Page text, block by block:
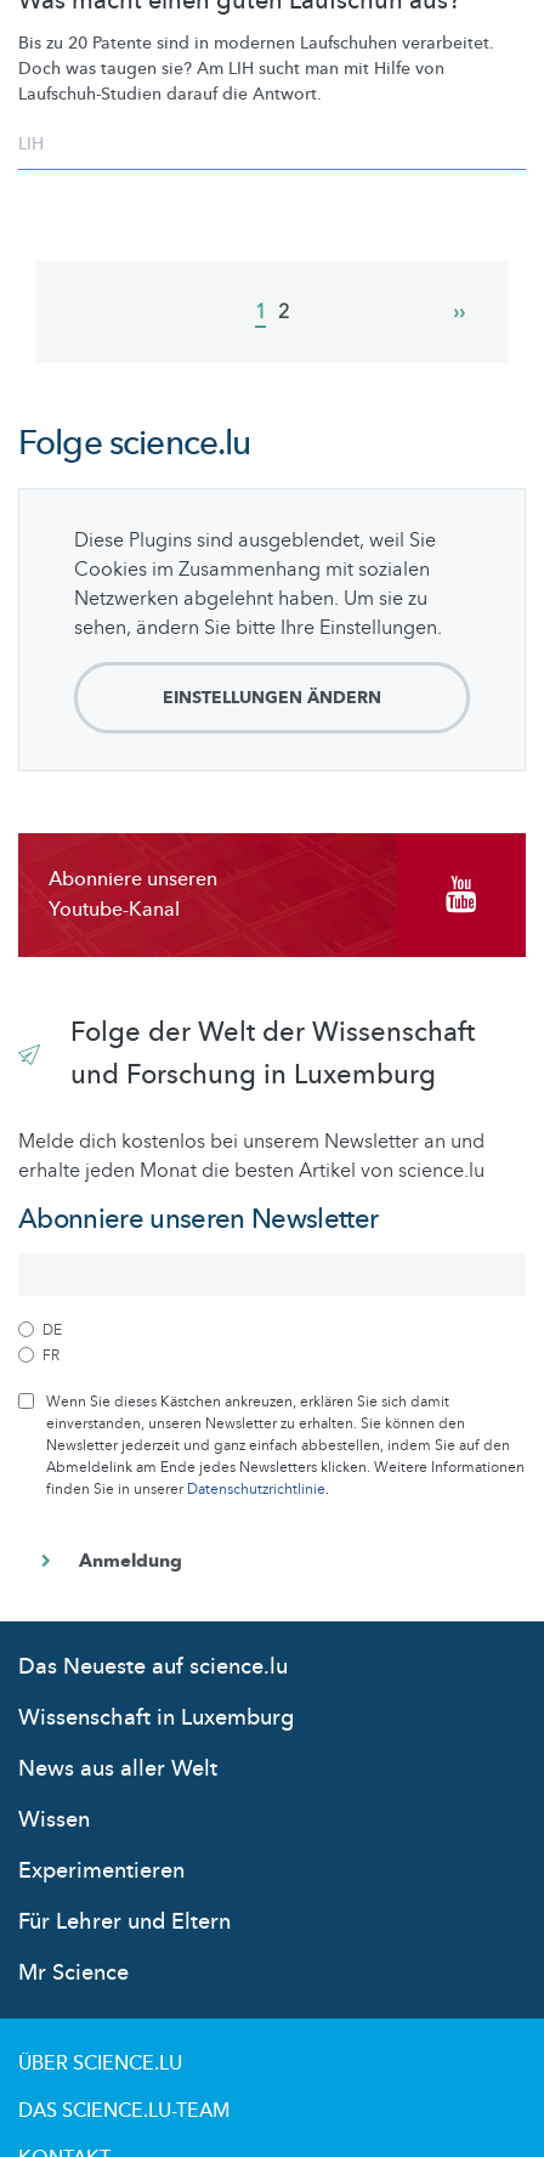
Bis zu 20 Patente sind in modernen Laufschuhen verarbeitet.
Doch was taugen sie? Am LIH sucht man mit Hilfe von
Laufschuh-Studien darauf die Antwort.
LIH
Current
1 Page
2
Next
››
Folgescience.lu
Diese Plugins sind ausgeblendet, weil Sie
Cookies im Zusammenhang mit sozialen
Netzwerken abgelehnt haben. Um sie zu
sehen, ändern Sie bitte Ihre Einstellungen.
EINSTELLUNGEN ÄNDERN
Abonniere unseren
Youtube-Kanal
Folge der Welt der Wissenschaft
und Forschung in Luxemburg
Melde dich kostenlos bei unserem Newsletter an und
erhalte jeden Monat die besten Artikel von science.lu
Abonniere unseren Newsletter
DE
FR
Wenn Sie dieses Kästchen ankreuzen, erklären Sie sich damit
einverstanden, unseren Newsletter zu erhalten. Sie können den
Newsletter jederzeit und ganz einfach abbestellen, indem Sie auf den
Abmeldelink am Ende jedes Newsletters klicken. Weitere Informationen
finden Sie in unsererDatenschutzrichtlinie.
Das Neueste auf science.lu
Wissenschaft in Luxemburg
News aus aller Welt
Wissen
Experimentieren
Für Lehrer und Eltern
Mr Science
ÜBER SCIENCE.LU
DAS SCIENCE.LU-TEAM